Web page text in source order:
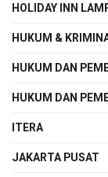
HOLIDAY INN
HUKUM &
HUKUM DAN
HUKUM DAN
ITERA
JAKARTA PUSAT